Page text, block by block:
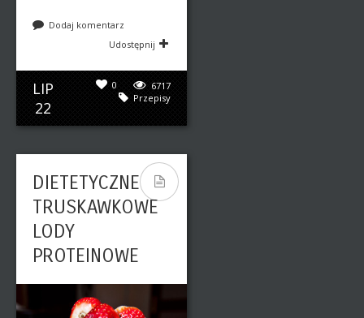
Dodaj komentarz
Udostępnij
LIP
22
6717
0
Przepisy
DIETETYCZNE
TRUSKAWKOWE
LODY
PROTEINOWE